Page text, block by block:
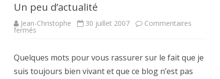
Un peu d’actualité
Jean-Christophe 30 juillet 2007 Commentaires
fermés
Quelques mots pour vous rassurer sur le fait que je
suis toujours bien vivant et que ce blog n’est pas